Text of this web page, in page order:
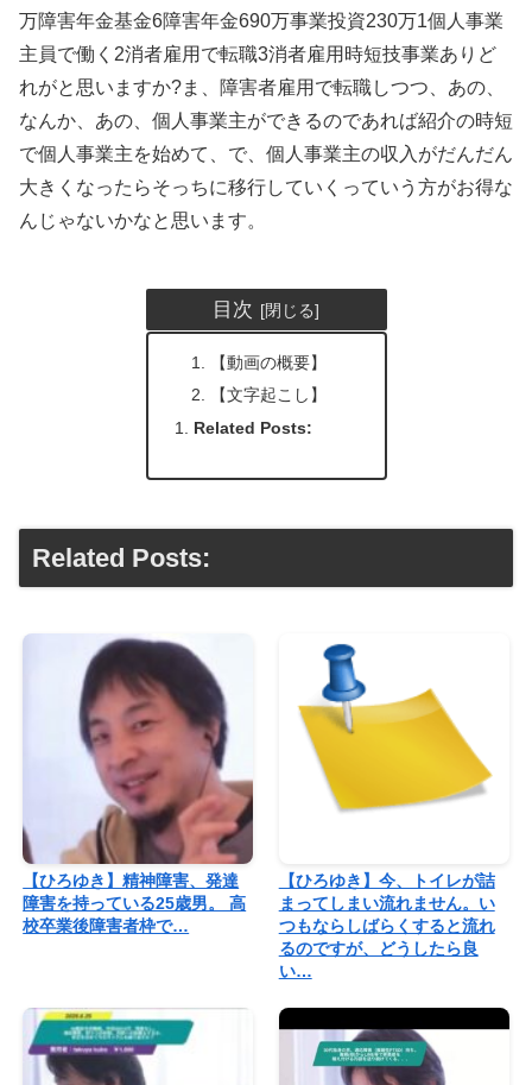
万障害年金基金6障害年金690万事業投資230万1個人事業
主員で働く2消者雇用で転職3消者雇用時短技事業ありど
れがと思いますか?ま、障害者雇用で転職しつつ、あの、
なんか、あの、個人事業主ができるのであれば紹介の時短
で個人事業主を始めて、で、個人事業主の収入がだんだん
大きくなったらそっちに移行していくっていう方がお得な
んじゃないかなと思います。
目次
【動画の概要】
【文字起こし】
Related Posts:
Related Posts:
【ひろゆき】精神障害、発達
障害を持っている25歳男。 高
校卒業後障害者枠で…
【ひろゆき】今、トイレが詰
まってしまい流れません。い
つもならしばらくすると流れ
るのですが、どうしたら良
い…